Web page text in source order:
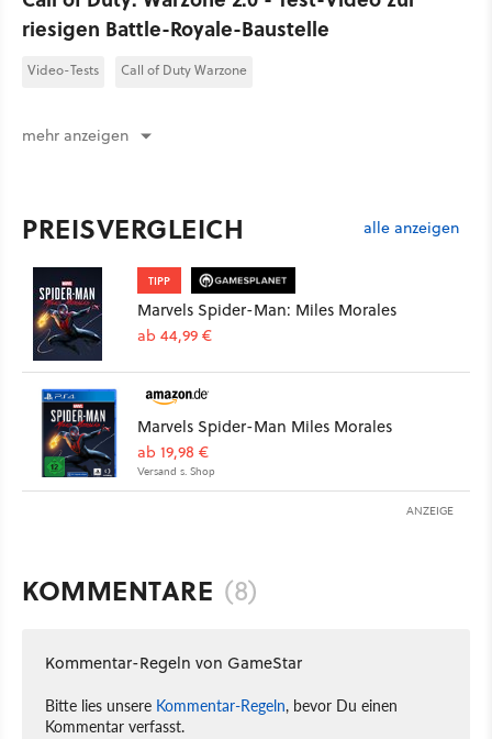
riesigen Battle-Royale-Baustelle
Video-Tests Call of Duty Warzone
mehr anzeigen
PREISVERGLEICH alle anzeigen
TIPP
Marvels Spider-Man: Miles Morales
ab 44,99 €
Marvels Spider-Man Miles Morales
ab 19,98 €
Versand s. Shop
ANZEIGE
KOMMENTARE (8)
Kommentar-Regeln von GameStar
Bitte lies unsere Kommentar-Regeln, bevor Du einen
Kommentar verfasst.